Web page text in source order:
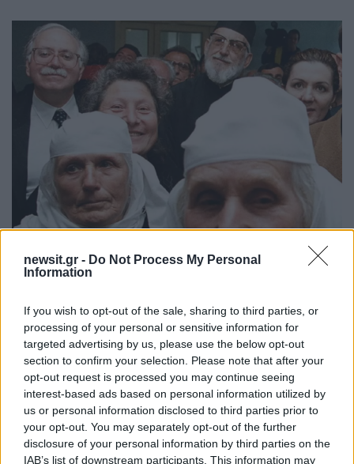
newsit.gr - Do Not Process My Personal
Information
If you wish to opt-out of the sale, sharing to third parties, or
processing of your personal or sensitive information for
targeted advertising by us, please use the below opt-out
section to confirm your selection. Please note that after your
opt-out request is processed you may continue seeing
interest-based ads based on personal information utilized by
us or personal information disclosed to third parties prior to
your opt-out. You may separately opt-out of the further
disclosure of your personal information by third parties on the
IAB’s list of downstream participants. This information may
Ανασφάλιστων Υπερηλίκων της ελληνικής
μειονότητας της Αλβανίας